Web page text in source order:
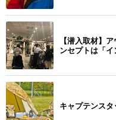
【潜入取材】
ンセプトは「
キャプテンス